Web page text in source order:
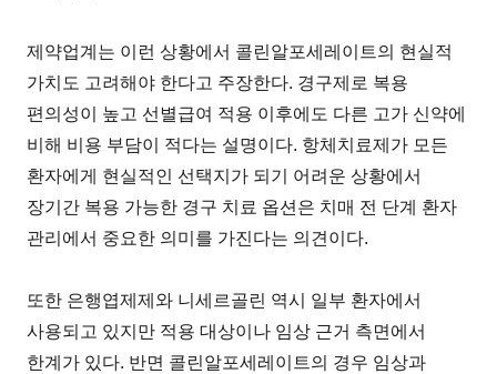
제약업계는 이런 상황에서 콜린알포세레이트의 현실적
가치도 고려해야 한다고 주장한다. 경구제로 복용
편의성이 높고 선별급여 적용 이후에도 다른 고가 신약에
비해 비용 부담이 적다는 설명이다. 항체치료제가 모든
환자에게 현실적인 선택지가 되기 어려운 상황에서
장기간 복용 가능한 경구 치료 옵션은 치매 전 단계 환자
관리에서 중요한 의미를 가진다는 의견이다.
또한 은행엽제제와 니세르골린 역시 일부 환자에서
사용되고 있지만 적용 대상이나 임상 근거 측면에서
한계가 있다. 반면 콜린알포세레이트의 경우 임상과